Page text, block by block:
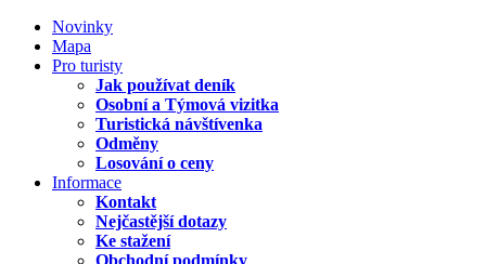
Novinky
Mapa
Pro turisty
Jak používat deník
Osobní a Týmová vizitka
Turistická návštívenka
Odměny
Losování o ceny
Informace
Kontakt
Nejčastější dotazy
Ke stažení
Obchodní podmínky